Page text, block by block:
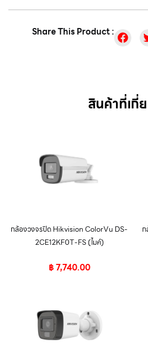
Share This Product :
สินค้าที่เกี่
กล้องวงจรปิด Hikvision ColorVu DS-
2CE12KF0T-FS (ไมค์)
฿7,740.00